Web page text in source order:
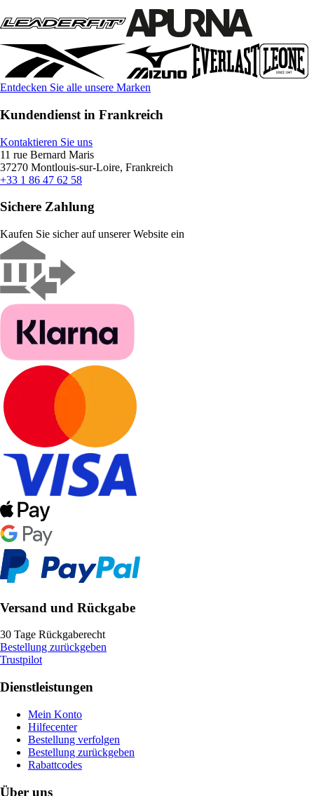
Entdecken Sie alle unsere Marken
Kundendienst in Frankreich
Kontaktieren Sie uns
11 rue Bernard Maris
37270 Montlouis-sur-Loire, Frankreich
+33 1 86 47 62 58
Sichere Zahlung
Kaufen Sie sicher auf unserer Website ein
Versand und Rückgabe
30 Tage Rückgaberecht
Bestellung zurückgeben
Trustpilot
Dienstleistungen
Mein Konto
Hilfecenter
Bestellung verfolgen
Bestellung zurückgeben
Rabattcodes
Über uns